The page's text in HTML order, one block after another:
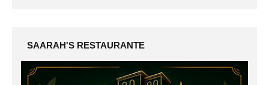
SAARAH'S RESTAURANTE